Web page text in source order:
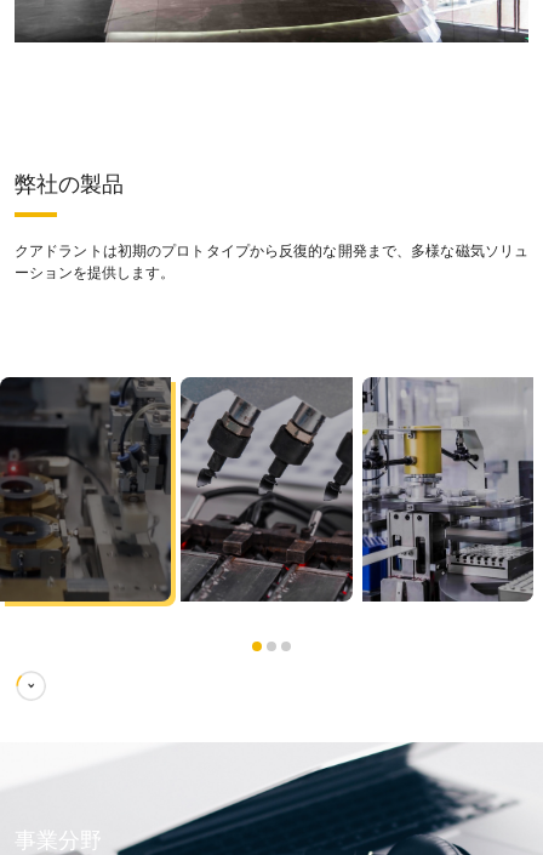
弊社の製品
クアドラントは初期のプロトタイプから反復的な開発まで、多様な磁気ソリュ
ーションを提供します。
事業分野